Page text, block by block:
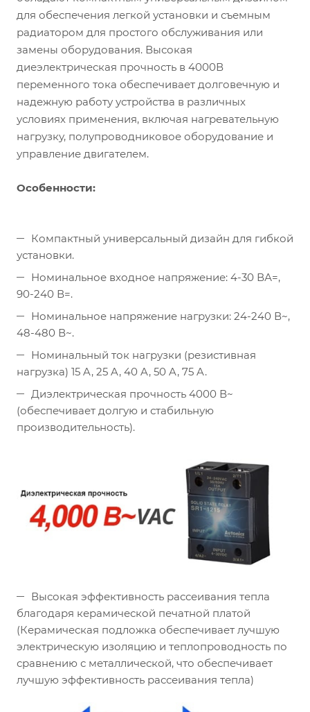
для обеспечения легкой установки и съемным
радиатором для простого обслуживания или
замены оборудования. Высокая
диеэлектрическая прочность в 4000В
переменного тока обеспечивает долговечную и
надежную работу устройства в различных
условиях применения, включая нагревательную
нагрузку, полупроводниковое оборудование и
управление двигателем.
Особенности:
Компактный универсальный дизайн для гибкой
установки.
Номинальное входное напряжение: 4-30 ВА=,
90-240 В=.
Номинальное напряжение нагрузки: 24-240 В~,
48-480 В~.
Номинальный ток нагрузки (резистивная
нагрузка) 15 A, 25 A, 40 A, 50 A, 75 A.
Диэлектрическая прочность 4000 В~
(обеспечивает долгую и стабильную
производительность).
Высокая эффективность рассеивания тепла
благодаря керамической печатной платой
(Керамическая подложка обеспечивает лучшую
электрическую изоляцию и теплопроводность по
сравнению с металлической, что обеспечивает
лучшую эффективность рассеивания тепла)